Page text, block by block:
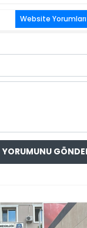
Website Yorumları